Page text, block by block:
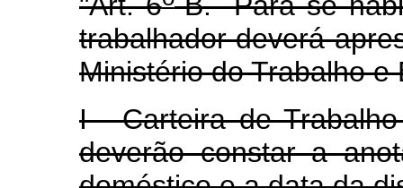
trabalhador deverá
Ministério do Trabalho e
I - Carteira de
deverão constar a